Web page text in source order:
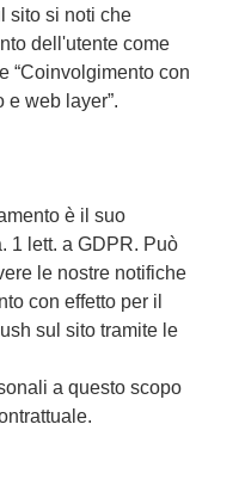
sito si noti che
dell'utente come
“Coinvolgimento con
web layer”.
è il suo
1 lett. a GDPR. Può
le nostre notifiche
con effetto per il
sul sito tramite le
a questo scopo